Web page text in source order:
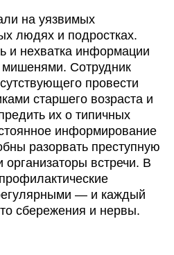
на уязвимых
людях и подростках.
и нехватка информации
Сотрудник
провести
старшего возраста и
их о типичных
информирование
разорвать преступную
организаторы встречи. В
— и каждый
сбережения и нервы.